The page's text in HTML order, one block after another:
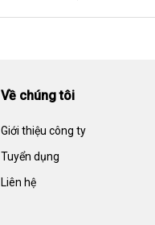
Về chúng tôi
Giới thiệu công ty
Tuyển dụng
Liên hệ